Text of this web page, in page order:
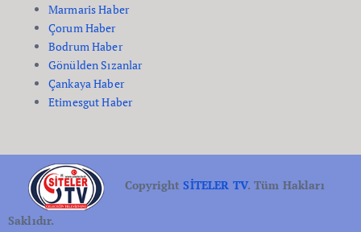
Marmaris Haber
Çorum Haber
Bodrum Haber
Gönülden Sızanlar
Çankaya Haber
Etimesgut Haber
CopyrightSİTELER TV. Tüm Hakları
Saklıdır.